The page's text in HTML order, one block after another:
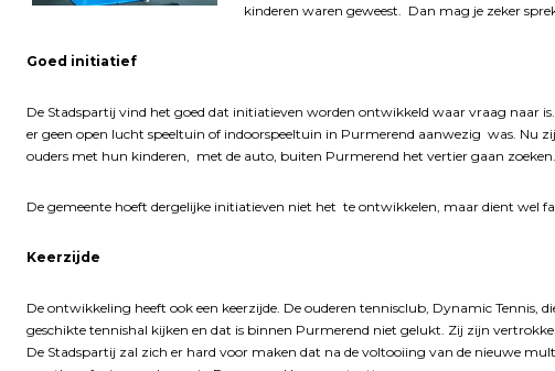
kinderen waren geweest. Dan mag je zeker
Goed initiatief
De Stadspartij vind het goed dat initiatieven worden ontwikkeld waar vraag naar
er geen open lucht speeltuin of indoorspeeltuin in Purmerend aanwezig was. Nu
ouders met hun kinderen, met de auto, buiten Purmerend het vertier gaan zoeken.
De gemeente hoeft dergelijke initiatieven niet het te ontwikkelen, maar dient wel
Keerzijde
De ontwikkeling heeft ook een keerzijde. De ouderen tennisclub, Dynamic Tennis,
geschikte tennishal kijken en dat is binnen Purmerend niet gelukt. Zij zijn
De Stadspartij zal zich er hard voor maken dat na de voltooiing van de nieuwe